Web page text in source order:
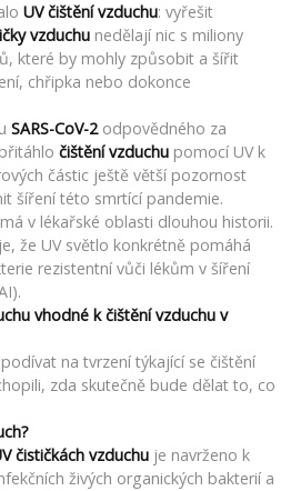
UV čištění vzduchu: vyřešit
vzduchu nedělají nic s miliony
které by mohly způsobit a šířit
chřipka nebo dokonce
SARS-CoV-2odpovědného za
přitáhločištění vzduchu pomocí UV k
částic ještě větší pozornost
šíření této smrtící pandemie.
v lékařské oblasti dlouhou historii.
že UV světlo konkrétně pomáhá
rezistentní vůči lékům v šíření
vhodné k čištění vzduchu v
na tvrzení týkající se čištění
zda skutečně bude dělat to, co
čističkách vzduchu je navrženo k
živých organických bakterií a